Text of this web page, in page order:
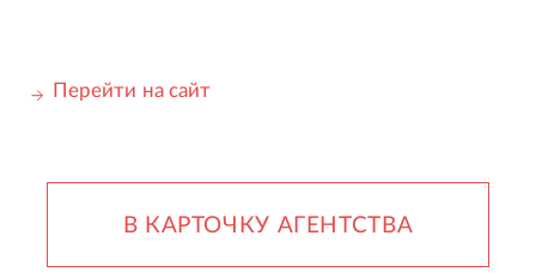
Перейти на сайт
В КАРТОЧКУ АГЕНТСТВА